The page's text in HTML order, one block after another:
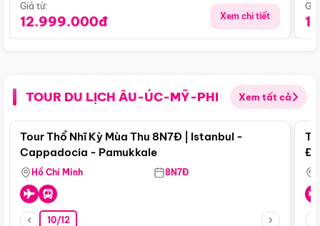
Giá từ:
12.999.000đ Xem chi tiết
TOUR DU LỊCH ÂU-ÚC-MỸ-PHI Xem tất cả
Điểm nổi bật
Tour Thổ Nhĩ Kỳ Mùa Thu 8N7Đ | Istanbul -
Cappadocia - Pamukkale
Hồ Chí Minh 8N7Đ
10/12